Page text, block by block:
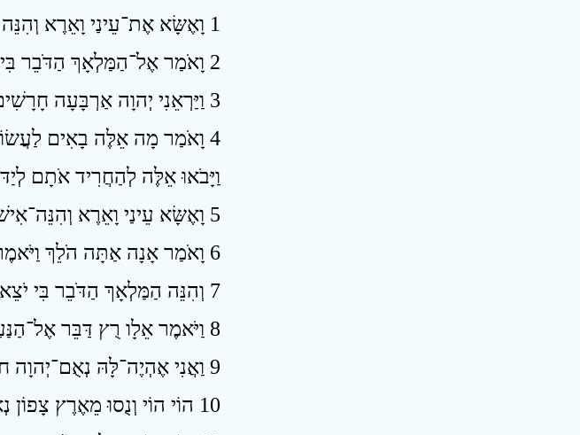
1 וָאֶשָּׂא אֶת־עֵינַי וָאֵרֶא וְהִנֵּה אַרְבַּע קְרָנוֹת ׃
2 וָאֹמַר אֶל־הַמַּלְאָךְ הַדֹּבֵר בִּי מָה־אֵלֶּה וַיֹּאמֶר אֵלַי אֵלֶּה הַקְּרָנוֹת אֲשֶׁר זֵרוּ אֶת־יְהוּדָה אֶת־יִשְׂרָאֵל וִירוּשָׁלִָם ׃
3 וַיַּרְאֵנִי יְהוָה אַרְבָּעָה חָרָשִׁים ׃
4 וָאֹמַר מָה אֵלֶּה בָאִים
וַיָּבֹאוּ אֵלֶּה לְהַחֲרִיד אֹתָם
5 וָאֶשָּׂא עֵינַי וָאֵרֶא וְהִנֵּה־אִישׁ וּבְיָדוֹ חֶבֶל מִדָּה ׃
6 וָאֹמַר אָנָה אַתָּה הֹלֵךְ וַיֹּאמֶר אֵלַי לָמֹד אֶת־יְרוּשָׁלִַם לִרְאוֹת כַּמָּה־רָחְבָּהּ וְכַמָּה אָרְכָּהּ ׃
7 וְהִנֵּה הַמַּלְאָךְ הַדֹּבֵר בִּי יֹצֵא וּמַלְאָךְ אַחֵר יֹצֵא לִקְרָאתוֹ ׃
8 וַיֹּאמֶר אֵלָו רֻץ דַּבֵּר אֶל־הַנַּעַר הַלָּז לֵאמֹר פְּרָזוֹת תֵּשֵׁב יְרוּשָׁלַםִ מֵרֹב אָדָם וּבְהֵמָה בְּתוֹכָהּ ׃
9 וַאֲנִי אֶהְיֶה־לָּהּ נְאֻם־יְהוָה חוֹמַת אֵשׁ סָבִיב וּלְכָבוֹד אֶהְיֶה בְתוֹכָהּ ׃
10 הוֹי הוֹי וְנֻסוּ מֵאֶרֶץ צָפוֹן נְאֻם־יְהוָה כִּי כְּאַרְבַּע רוּחוֹת הַשָּׁמַיִם פֵּרַשְׂתִּי אֶתְכֶם נְאֻם־יְהוָה ׃